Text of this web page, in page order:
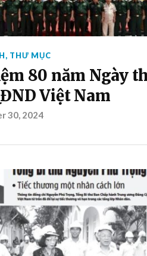
, THƯ MỤC
80 năm Ngày
Việt Nam
30, 2024